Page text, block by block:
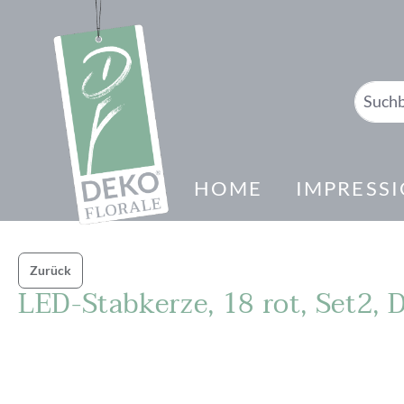
Zur Hauptnavigation springen
HOME
Zurück
LED-Stabkerze, 18 rot,